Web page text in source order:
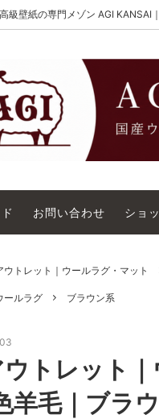
級壁紙の専門メゾン AGI KANSAI
AKIGAMI
ンオーダー｜別注ウールカーペ
テープ｜10cm幅
ールカーペット
について
お問い合わせ ショ
ウトレット｜ウールラグ・マット
ールラグ ブラウン系
ウトレット
羊毛｜ブラ